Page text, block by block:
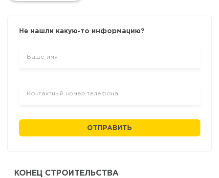
Не нашли какую-то информацию?
ОТПРАВИТЬ
КОНЕЦ СТРОИТЕЛЬСТВА